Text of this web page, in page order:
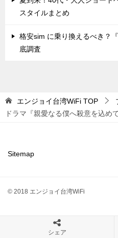
スタイルまとめ
格安sim に乗り換えるべき？
底調査
エンジョイ台湾WiFi TOP
ドラマ『親愛なる僕へ殺意を込め
Sitemap
© 2018 エンジョイ台湾WiFi
シェア